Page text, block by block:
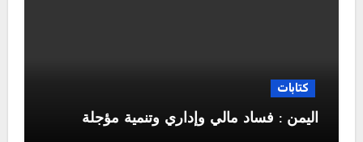
كتابات
اليمن : فساد مالي وإداري وتنمية مؤجلة